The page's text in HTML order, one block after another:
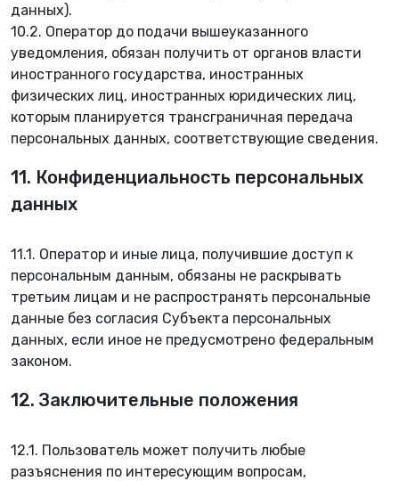
данных).
10.2. Оператор до подачи вышеуказанного
уведомления, обязан получить от органов власти
иностранного государства, иностранных
физических лиц, иностранных юридических лиц,
которым планируется трансграничная передача
персональных данных, соответствующие сведения.
11. Конфиденциальность персональных
данных
11.1. Оператор и иные лица, получившие доступ к
персональным данным, обязаны не раскрывать
третьим лицам и не распространять персональные
данные без согласия Субъекта персональных
данных, если иное не предусмотрено федеральным
законом.
12. Заключительные положения
12.1. Пользователь может получить любые
разъяснения по интересующим вопросам,